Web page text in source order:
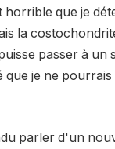
que je
la
passer à un
je ne pourrais
parler d'un